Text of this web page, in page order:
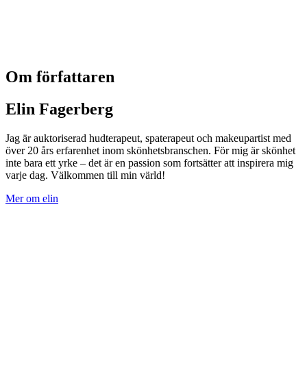
Om författaren
Elin Fagerberg
Jag är auktoriserad hudterapeut, spaterapeut och makeupartist med
över 20 års erfarenhet inom skönhetsbranschen. För mig är skönhet
inte bara ett yrke – det är en passion som fortsätter att inspirera mig
varje dag. Välkommen till min värld!
Mer om elin